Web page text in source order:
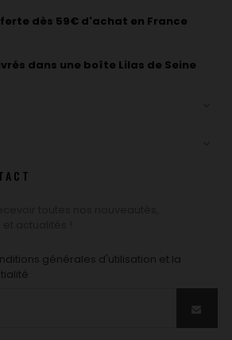
dès 59€ d'achat en France
dans une boîte Lilas de Seine
générales d'utilisation et la